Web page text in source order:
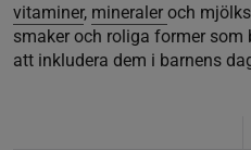
vitaminer, mineraler och
smaker och roliga former som
att inkludera dem i barnens